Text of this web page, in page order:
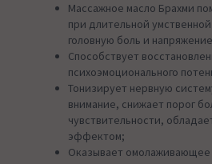
Массажное масло Брахми
при длительной
головную боль и напряжение
Способствует
психоэмоционального
Тонизирует нервную
внимание, снижает порог
чувствительности,
эффектом;
Оказывает омолаживающее